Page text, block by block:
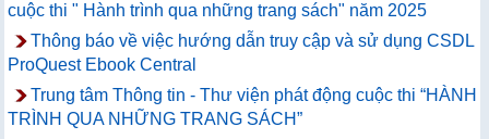
cuộc thi " Hành trình qua những trang sách" năm 2025
Thông báo về việc hướng dẫn truy cập và sử dụng CSDL
ProQuest Ebook Central
Trung tâm Thông tin - Thư viện phát động cuộc thi “HÀNH
TRÌNH QUA NHỮNG TRANG SÁCH”